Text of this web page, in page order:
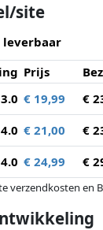
site
leverbaar
Prijs
€ 19,99 €
€ 21,00 €
€ 24,99 €
verzendkosten en